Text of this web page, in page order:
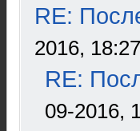
RE:
2016, 18:27
RE:
09-2016,